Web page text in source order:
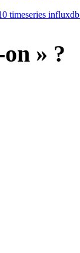
timeseries influxdb
» ?